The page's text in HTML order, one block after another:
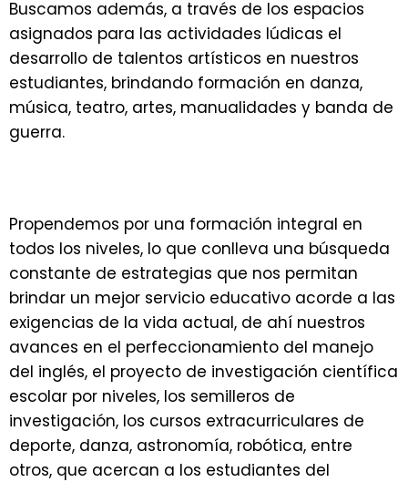
Buscamos además, a través de los espacios
asignados para las actividades lúdicas el
desarrollo de talentos artísticos en nuestros
estudiantes, brindando formación en danza,
música, teatro, artes, manualidades y banda de
guerra.
Propendemos por una formación integral en
todos los niveles, lo que conlleva una búsqueda
constante de estrategias que nos permitan
brindar un mejor servicio educativo acorde a las
exigencias de la vida actual, de ahí nuestros
avances en el perfeccionamiento del manejo
del inglés, el proyecto de investigación científica
escolar por niveles, los semilleros de
investigación, los cursos extracurriculares de
deporte, danza, astronomía, robótica, entre
otros, que acercan a los estudiantes del